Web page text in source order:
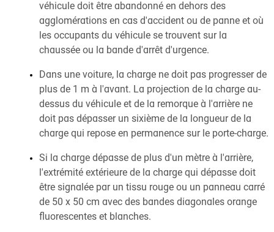
véhicule doit être abandonné en dehors des
agglomérations en cas d'accident ou de panne et où
les occupants du véhicule se trouvent sur la
chaussée ou la bande d'arrêt d'urgence.
Dans une voiture, la charge ne doit pas progresser de
plus de 1 m à l'avant. La projection de la charge au-
dessus du véhicule et de la remorque à l'arrière ne
doit pas dépasser un sixième de la longueur de la
charge qui repose en permanence sur le porte-charge.
Si la charge dépasse de plus d'un mètre à l'arrière,
l'extrémité extérieure de la charge qui dépasse doit
être signalée par un tissu rouge ou un panneau carré
de 50 x 50 cm avec des bandes diagonales orange
fluorescentes et blanches.